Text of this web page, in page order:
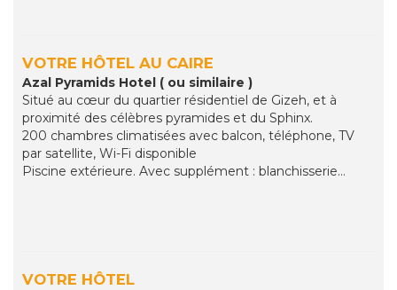
VOTRE HÔTEL AU CAIRE
Azal Pyramids Hotel ( ou similaire )
Situé au cœur du quartier résidentiel de Gizeh, et à
proximité des célèbres pyramides et du Sphinx.
200 chambres climatisées avec balcon, téléphone, TV
par satellite, Wi-Fi disponible
Piscine extérieure. Avec supplément : blanchisserie…
VOTRE HÔTEL